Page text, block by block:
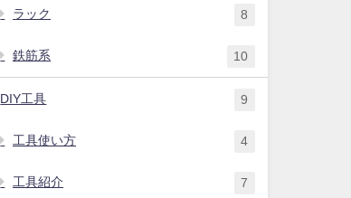
ラック 8
鉄筋系 10
DIY工具 9
工具使い方 4
工具紹介 7